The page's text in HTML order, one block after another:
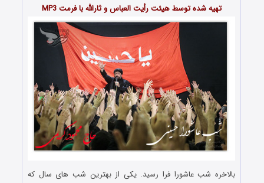
تهیه شده توسط هیئت رأیت العباس و ثارالله با فرمت MP3
بالاخره شب عاشورا فرا رسید. یکی از بهترین شب های سال که